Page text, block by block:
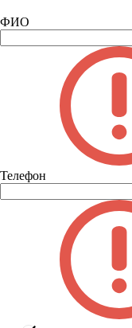
ФИО
Телефон